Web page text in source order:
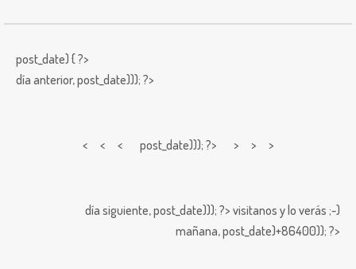
post_date) { ?>
día anterior,post_date))); ?>
< < < post_date))); ?> > > >
día siguiente,post_date))); ?> visitanos y lo verás ;-)
mañana,post_date)+86400)); ?>